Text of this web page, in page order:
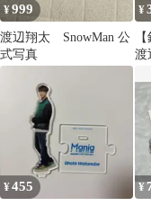
¥999
渡辺翔太 SnowMan 公
式写真
¥
渡
¥455 ¥